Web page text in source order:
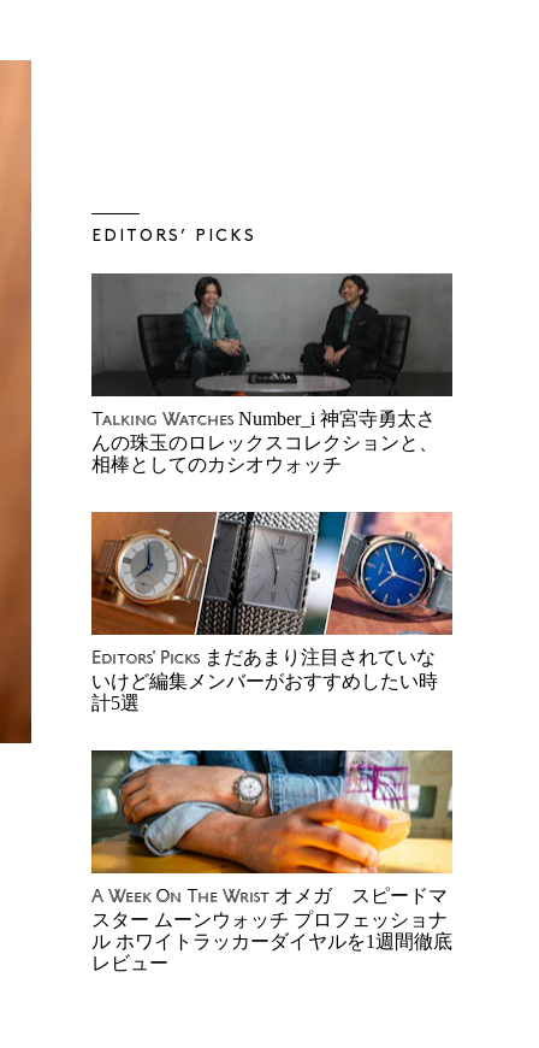
EDITORS’ PICKS
Talking Watches Number_i 神宮寺勇太さ
んの珠玉のロレックスコレクションと、
相棒としてのカシオウォッチ
Editors' Picks まだあまり注目されていな
いけど編集メンバーがおすすめしたい時
計5選
A Week On The Wrist オメガ スピードマ
スター ムーンウォッチ プロフェッショナ
ル ホワイトラッカーダイヤルを1週間徹底
レビュー